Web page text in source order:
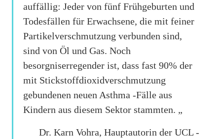
auffällig: Jeder von fünf Frühgeburten und
Todesfällen für Erwachsene, die mit feiner
Partikelverschmutzung verbunden sind,
sind von Öl und Gas. Noch
besorgniserregender ist, dass fast 90% der
mit Stickstoffdioxidverschmutzung
gebundenen neuen Asthma -Fälle aus
Kindern aus diesem Sektor stammten. „
Dr. Karn Vohra, Hauptautorin der UCL -